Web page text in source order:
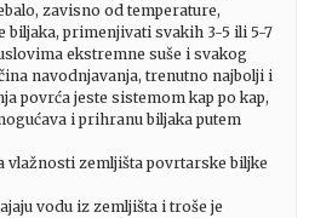
zavisno od temperature,
biljaka, primenjivati svakih 3-5 ili 5-7
ekstremne suše i svakog
navodnjavanja, trenutno najbolji i
povrća jeste sistemom kap po kap,
i prihranu biljaka putem
vlažnosti zemljišta povrtarske biljke
vodu iz zemljišta i troše je